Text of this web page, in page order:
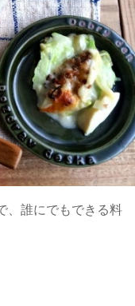
、誰にでもできる料